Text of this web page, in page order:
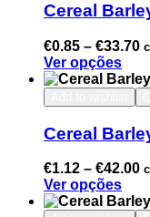
Cereal
€0.85 – €33.70
Ver opções
Cereal
€1.12 – €42.00
Ver opções